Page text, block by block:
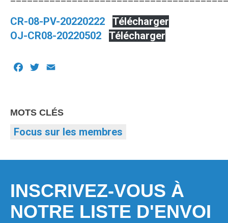
CR-08-PV-20220222
Télécharger
OJ-CR08-20220502
Télécharger
Facebook
Twitter
MOTS CLÉS
Focus sur les membres
INSCRIVEZ-VOUS À
NOTRE LISTE D'ENVOI